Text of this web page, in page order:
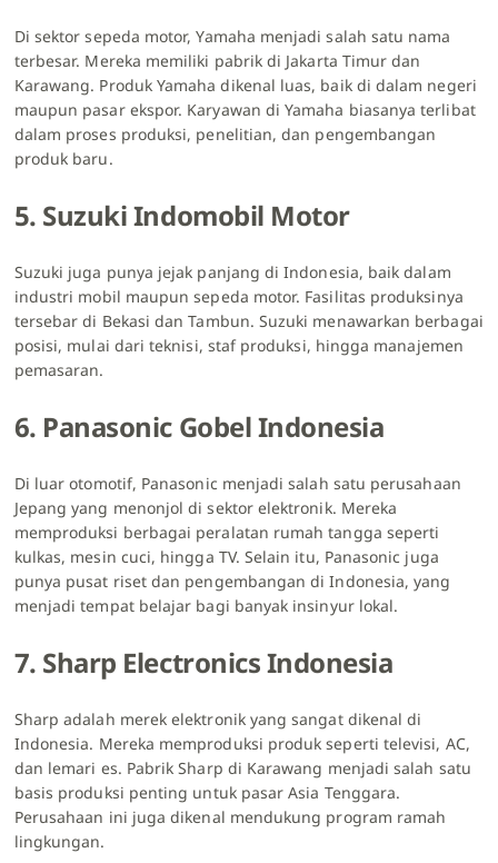
Di sektor sepeda motor, Yamaha menjadi salah satu nama
terbesar. Mereka memiliki pabrik di Jakarta Timur dan
Karawang. Produk Yamaha dikenal luas, baik di dalam negeri
maupun pasar ekspor. Karyawan di Yamaha biasanya terlibat
dalam proses produksi, penelitian, dan pengembangan
produk baru.
5. Suzuki Indomobil Motor
Suzuki juga punya jejak panjang di Indonesia, baik dalam
industri mobil maupun sepeda motor. Fasilitas produksinya
tersebar di Bekasi dan Tambun. Suzuki menawarkan berbagai
posisi, mulai dari teknisi, staf produksi, hingga manajemen
pemasaran.
6. Panasonic Gobel Indonesia
Di luar otomotif, Panasonic menjadi salah satu perusahaan
Jepang yang menonjol di sektor elektronik. Mereka
memproduksi berbagai peralatan rumah tangga seperti
kulkas, mesin cuci, hingga TV. Selain itu, Panasonic juga
punya pusat riset dan pengembangan di Indonesia, yang
menjadi tempat belajar bagi banyak insinyur lokal.
7. Sharp Electronics Indonesia
Sharp adalah merek elektronik yang sangat dikenal di
Indonesia. Mereka memproduksi produk seperti televisi, AC,
dan lemari es. Pabrik Sharp di Karawang menjadi salah satu
basis produksi penting untuk pasar Asia Tenggara.
Perusahaan ini juga dikenal mendukung program ramah
lingkungan.